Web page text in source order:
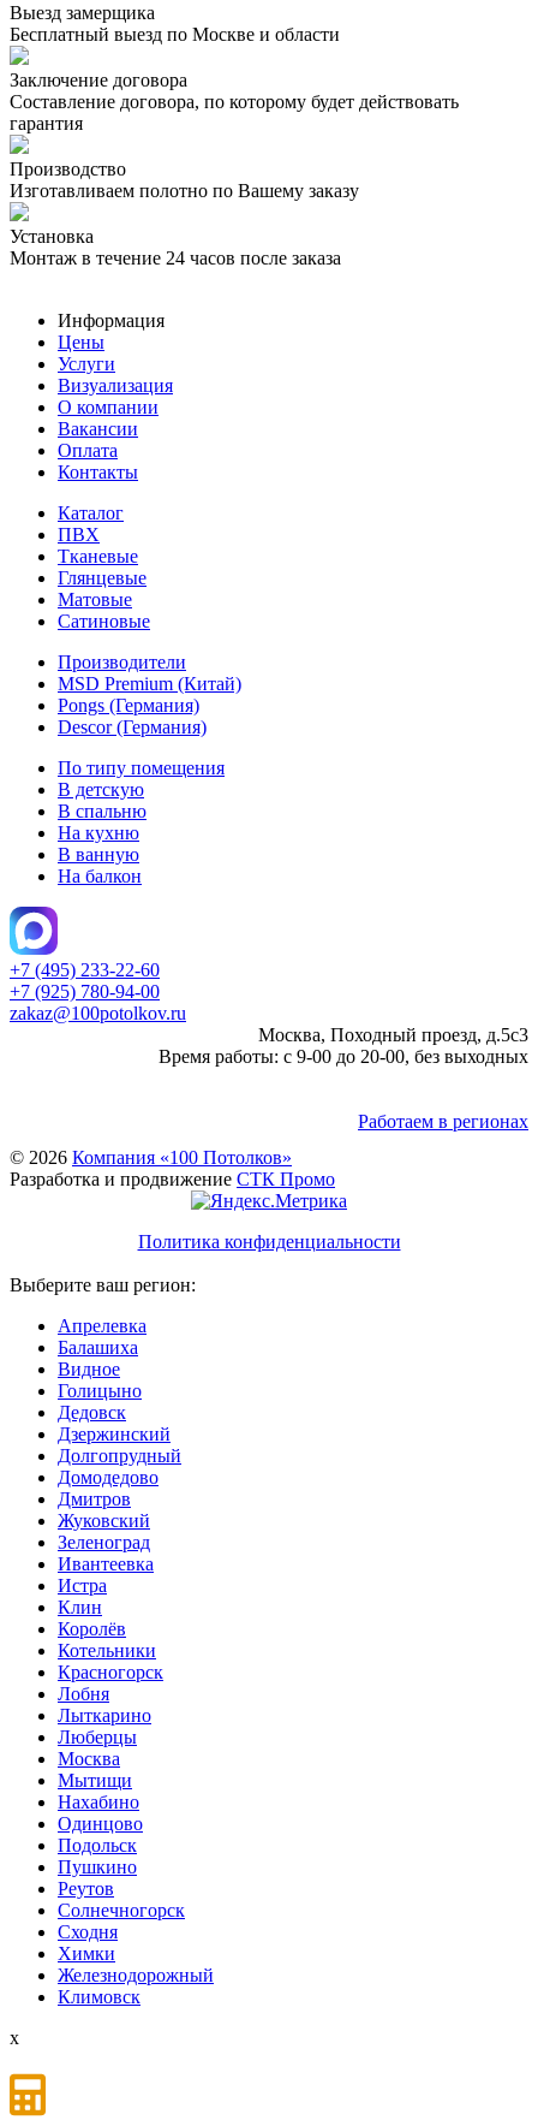
Выезд замерщика
Бесплатный выезд по Москве и области
Заключение договора
Составление договора, по которому будет действовать
гарантия
Производство
Изготавливаем полотно по Вашему заказу
Установка
Монтаж в течение 24 часов после заказа
Информация
Цены
Услуги
Визуализация
О компании
Вакансии
Оплата
Контакты
Каталог
ПВХ
Тканевые
Глянцевые
Матовые
Сатиновые
Производители
MSD Premium (Китай)
Pongs (Германия)
Descor (Германия)
По типу помещения
В детскую
В спальню
На кухню
В ванную
На балкон
+7 (495) 233-22-60
+7 (925) 780-94-00
zakaz@100potolkov.ru
Москва, Походный проезд, д.5c3
Время работы: с 9-00 до 20-00, без выходных
Работаем в регионах
© 2026 Компания «100 Потолков»
Разработка и продвижение СТК Промо
Политика конфиденциальности
Выберите ваш регион:
Апрелевка
Балашиха
Видное
Голицыно
Дедовск
Дзержинский
Долгопрудный
Домодедово
Дмитров
Жуковский
Зеленоград
Ивантеевка
Истра
Клин
Королёв
Котельники
Красногорск
Лобня
Лыткарино
Люберцы
Мoсква
Мытищи
Нахабино
Одинцово
Подольск
Пушкино
Реутов
Солнечногорск
Сходня
Химки
Железнодорожный
Климовск
x